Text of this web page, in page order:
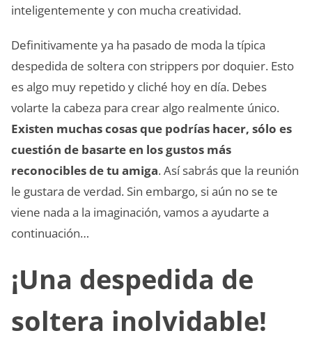
inteligentemente y con mucha creatividad.
Definitivamente ya ha pasado de moda la típica
despedida de soltera con strippers por doquier. Esto
es algo muy repetido y cliché hoy en día. Debes
volarte la cabeza para crear algo realmente único.
Existen muchas cosas que podrías hacer, sólo es
cuestión de basarte en los gustos más
reconocibles de tu amiga. Así sabrás que la reunión
le gustara de verdad. Sin embargo, si aún no se te
viene nada a la imaginación, vamos a ayudarte a
continuación…
¡Una despedida de
soltera inolvidable!